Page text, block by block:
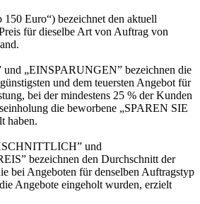
Euro“) bezeichnet den aktuell
für dieselbe Art von Auftrag von
„EINSPARUNGEN” bezeichnen die
und dem teuersten Angebot für
bei der mindestens 25 % der Kunden
die beworbene „SPAREN SIE
haben.
und
bezeichnen den Durchschnitt der
bei Angeboten für denselben Auftragstyp
Angebote eingeholt wurden, erzielt